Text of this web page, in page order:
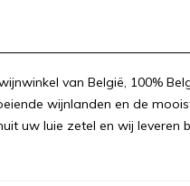
van België, 100%
wijnlanden en de
uw luie zetel en wij leveren